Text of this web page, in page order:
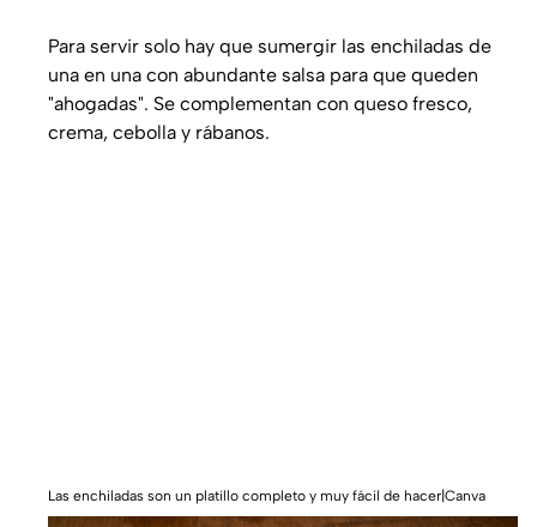
Para servir solo hay que sumergir las enchiladas de
una en una con abundante salsa para que queden
"ahogadas". Se complementan con queso fresco,
crema, cebolla y rábanos.
Las enchiladas son un platillo completo y muy fácil de hacer|Canva